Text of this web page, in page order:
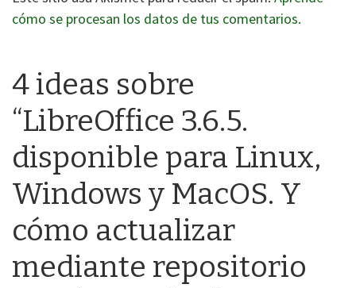
cómo se procesan los datos de tus comentarios.
4 ideas sobre
“LibreOffice 3.6.5.
disponible para Linux,
Windows y MacOS. Y
cómo actualizar
mediante repositorio